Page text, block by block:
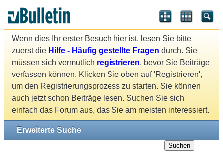
Wenn dies Ihr erster Besuch hier ist, lesen Sie bitte
zuerst die Hilfe - Häufig gestellte Fragen durch. Sie
müssen sich vermutlich registrieren, bevor Sie Beiträge
verfassen können. Klicken Sie oben auf 'Registrieren',
um den Registrierungsprozess zu starten. Sie können
auch jetzt schon Beiträge lesen. Suchen Sie sich
einfach das Forum aus, das Sie am meisten interessiert.
Erweiterte Suche
Suchen